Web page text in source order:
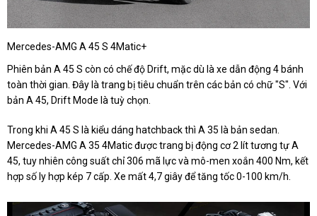
Mercedes-AMG A 45 S 4Matic+
Phiên bản A 45 S còn có chế độ Drift, mặc dù là xe dẫn động 4 bánh
toàn thời gian. Đây là trang bị tiêu chuẩn trên các bản có chữ "S". Với
bản A 45, Drift Mode là tuỳ chọn.
Trong khi A 45 S là kiểu dáng hatchback thì A 35 là bản sedan.
Mercedes-AMG A 35 4Matic được trang bị động cơ 2 lít tương tự A
45, tuy nhiên công suất chỉ 306 mã lực và mô-men xoắn 400 Nm, kết
hợp số ly hợp kép 7 cấp. Xe mất 4,7 giây để tăng tốc 0-100 km/h.